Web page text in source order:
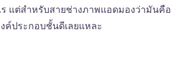
ร แต่สำหรับสายช่างภาพแอดมองว่ามันคือ
ค์ประกอบชั้นดีเลยแหละ